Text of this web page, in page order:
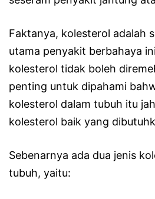
Faktanya, kolesterol adalah
utama penyakit berbahaya
kolesterol tidak boleh
penting untuk dipahami
kolesterol dalam tubuh itu
kolesterol baik yang
Sebenarnya ada dua jenis
tubuh, yaitu: